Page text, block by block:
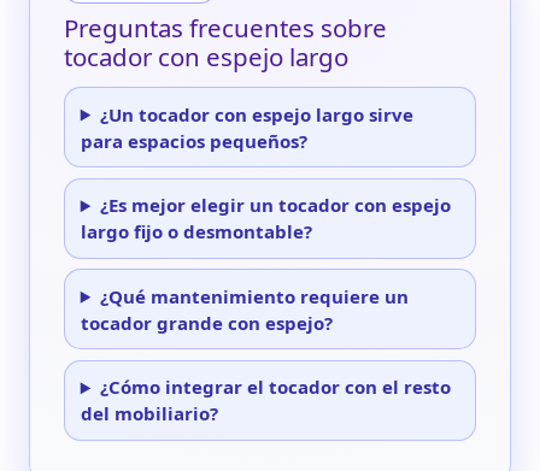
Preguntas frecuentes sobre
tocador con espejo largo
¿Un tocador con espejo largo sirve
para espacios pequeños?
¿Es mejor elegir un tocador con espejo
largo fijo o desmontable?
¿Qué mantenimiento requiere un
tocador grande con espejo?
¿Cómo integrar el tocador con el resto
del mobiliario?